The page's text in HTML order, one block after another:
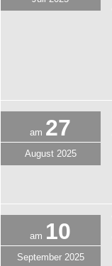
am 27
August 2025
am 10
September 2025